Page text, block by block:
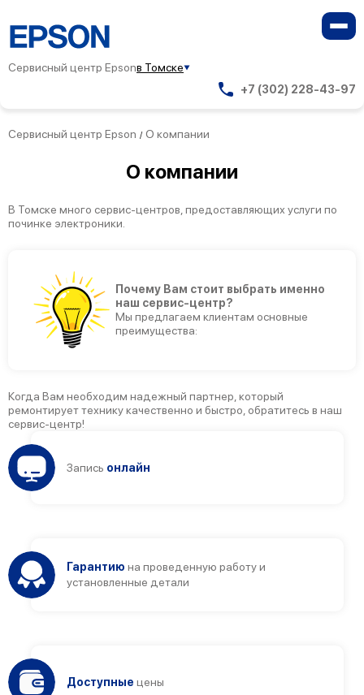
Сервисный центр Epsonв Томске
+7 (302) 228-43-97
Сервисный центр Epson / О компании
О компании
В Томске много сервис-центров, предоставляющих услуги по
починке электроники.
Почему Вам стоит выбрать именно
наш сервис-центр?
Мы предлагаем клиентам основные
преимущества:
Когда Вам необходим надежный партнер, который
ремонтирует технику качественно и быстро, обратитесь в наш
сервис-центр!
Запись онлайн
Гарантию на проведенную работу и
установленные детали
Доступные цены